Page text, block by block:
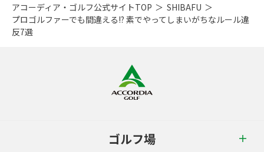
アコーディア・ゴルフ公式サイトTOP
SHIBAFU
プロゴルファーでも間違える!? 素でやってしまいがちなルール違
反7選
ゴルフ場